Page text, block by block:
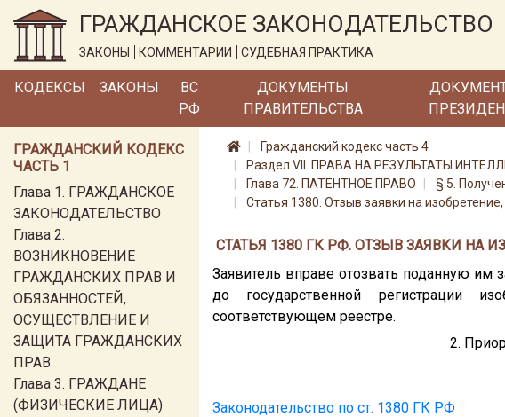
ГРАЖДАНСКОЕ ЗАКОНОДАТЕЛЬСТВО
ЗАКОНЫ КОММЕНТАРИИ СУДЕБНАЯ ПРАКТИКА
КОДЕКСЫ ЗАКОНЫ
ВС
РФ
ДОКУМЕНТЫ
ПРАВИТЕЛЬСТВА
ГРАЖДАНСКИЙ КОДЕКС
ЧАСТЬ 1
Глава 1. ГРАЖДАНСКОЕ
ЗАКОНОДАТЕЛЬСТВО
Глава 2.
ВОЗНИКНОВЕНИЕ
ГРАЖДАНСКИХ ПРАВ И
ОБЯЗАННОСТЕЙ,
ОСУЩЕСТВЛЕНИЕ И
ЗАЩИТА ГРАЖДАНСКИХ
ПРАВ
Глава 3. ГРАЖДАНЕ
(ФИЗИЧЕСКИЕ ЛИЦА)
Гражданский кодекс часть 4
Раздел VII. ПРАВА НА РЕЗУЛЬТАТЫ
Глава 72. ПАТЕНТНОЕ ПРАВО
§ 5.
Статья 1380. Отзыв заявки на
СТАТЬЯ 1380 ГК РФ. ОТЗЫВ ЗАЯВКИ
Заявитель вправе отозвать поданную
до государственной регистрации
соответствующем реестре.
2.
Законодательство по ст. 1380 ГК РФ